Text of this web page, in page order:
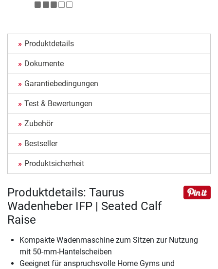
Produktdetails
Dokumente
Garantiebedingungen
Test & Bewertungen
Zubehör
Bestseller
Produktsicherheit
Produktdetails: Taurus
Wadenheber IFP | Seated Calf
Raise
Kompakte Wadenmaschine zum Sitzen zur Nutzung
mit 50-mm-Hantelscheiben
Geeignet für anspruchsvolle Home Gyms und